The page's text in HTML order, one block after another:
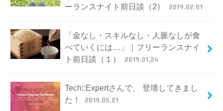
ーランスナイト前日談（2）
2019.02.01
「金なし・スキルなし・人脈なしが食
べていくには…」｜フリーランスナイ
ト前日談（１）
2019.01.24
Tech::Expertさんで、 登壇してきまし
た！
2019.05.21